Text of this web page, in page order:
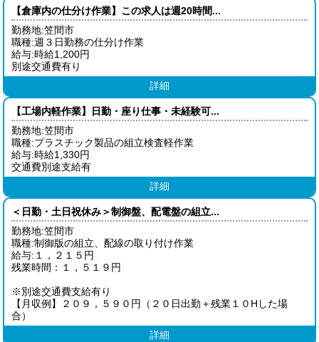
【倉庫内の仕分け作業】この求人は週20時間...
勤務地:笠間市
職種:週３日勤務の仕分け作業
給与:時給1,200円
別途交通費有り
詳細
【工場内軽作業】日勤・座り仕事・未経験可...
勤務地:笠間市
職種:プラスチック製品の組立検査軽作業
給与:時給1,330円
交通費別途支給有
詳細
＜日勤・土日祝休み＞制御盤、配電盤の組立...
勤務地:笠間市
職種:制御版の組立、配線の取り付け作業
給与:１，２１５円
残業時間：１，５１９円
※別途交通費支給有り
【月収例】２０９，５９０円（２０日出勤＋残業１０Hした場
合）
詳細